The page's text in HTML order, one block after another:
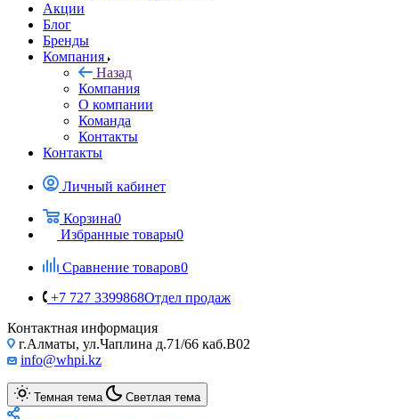
Акции
Блог
Бренды
Компания
Назад
Компания
О компании
Команда
Контакты
Контакты
Личный кабинет
Корзина0
Избранные товары0
Сравнение товаров0
+7 727 3399868Отдел продаж
Контактная информация
г.Алматы, ул.Чаплина д.71/66 каб.B02
info@whpi.kz
Темная тема Светлая тема